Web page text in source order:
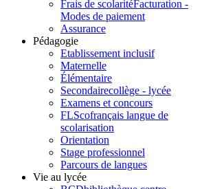
Frais de scolaritéFacturation -
Modes de paiement
Assurance
Pédagogie
Etablissement inclusif
Maternelle
Élémentaire
Secondairecollège - lycée
Examens et concours
FLScofrançais langue de
scolarisation
Orientation
Stage professionnel
Parcours de langues
Vie au lycée